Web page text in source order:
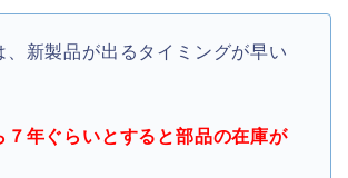
、新製品が出るタイミングが早い
７年ぐらいとすると部品の在庫が